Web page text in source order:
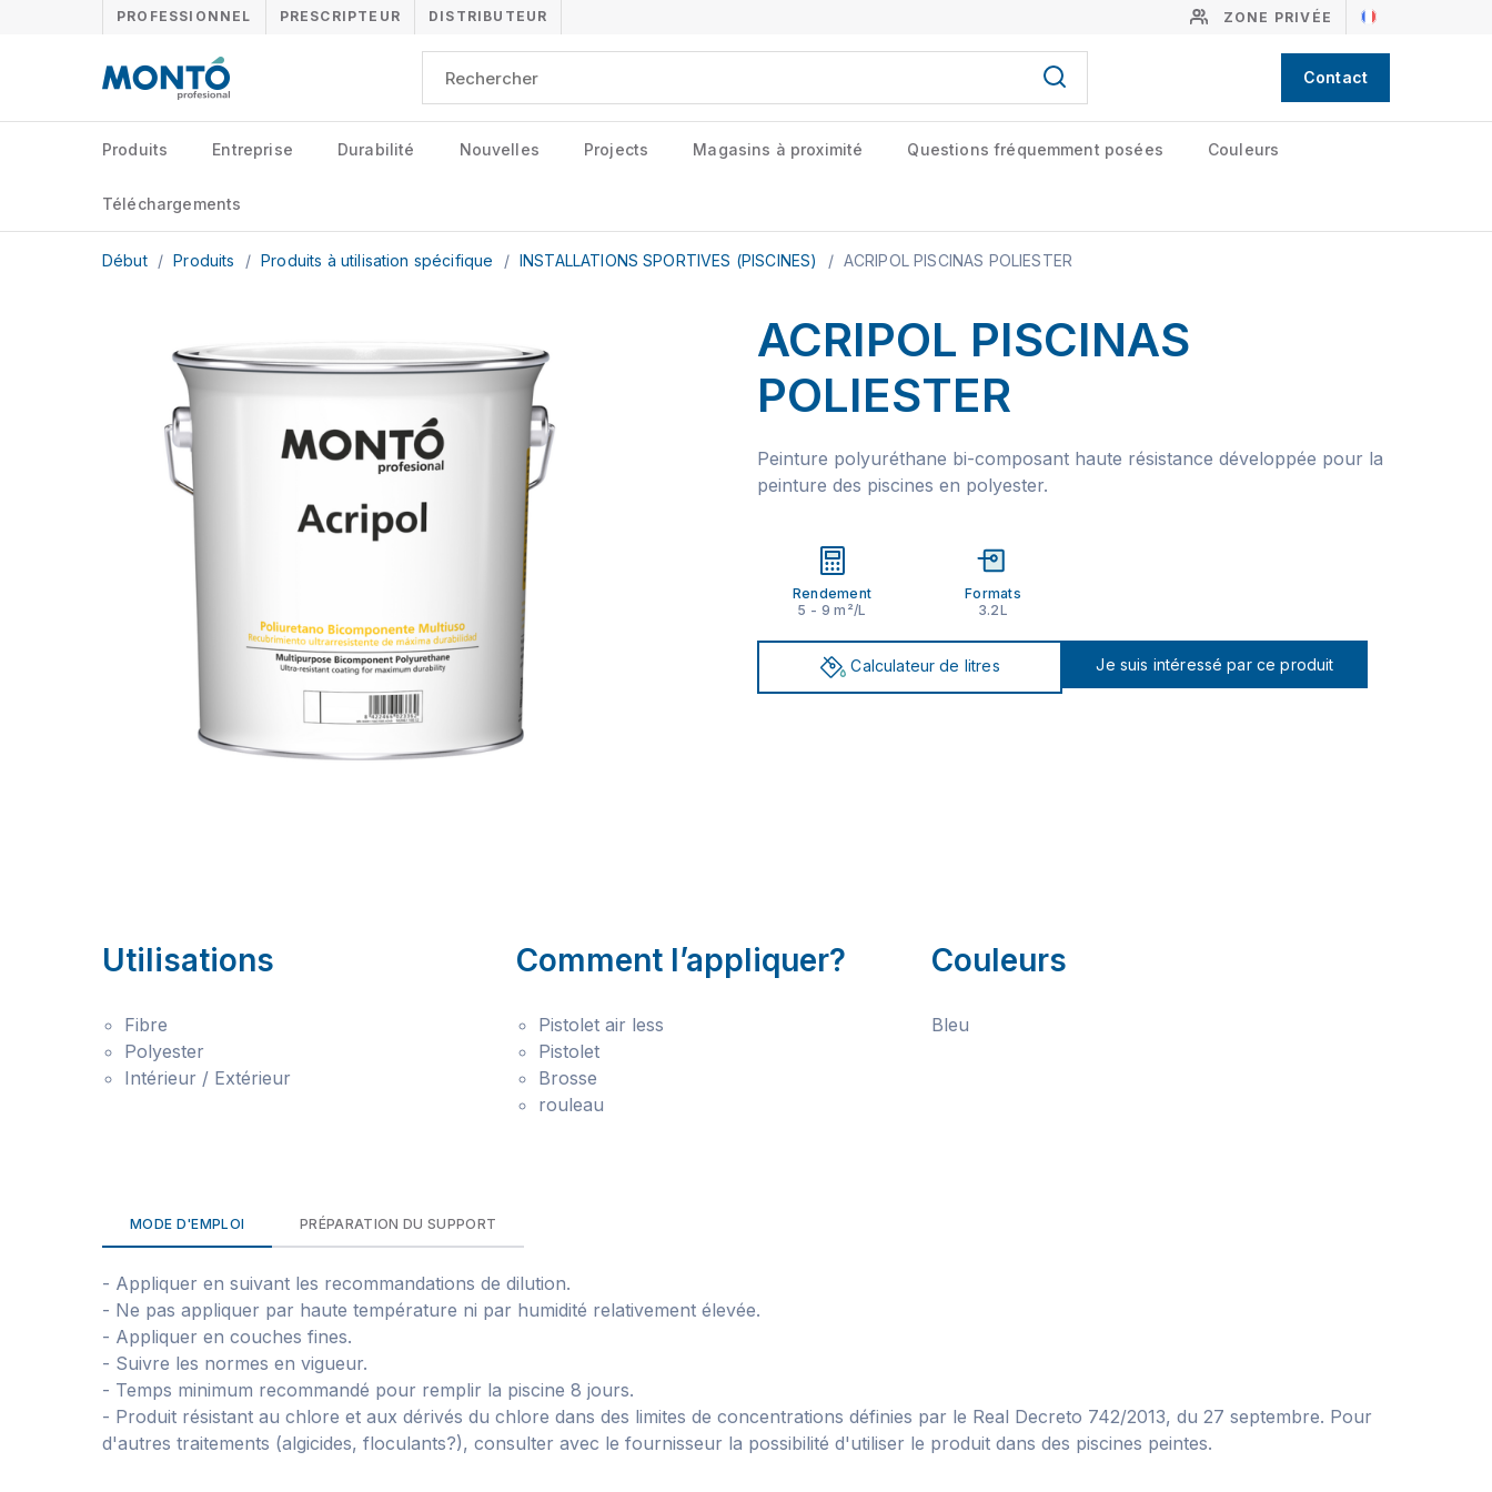
PROFESSIONNEL PRESCRIPTEUR DISTRIBUTEUR ZONE PRIVÉE
Contact
Produits Entreprise Durabilité Nouvelles Projects Magasins à proximité Questions fréquemment posées Couleurs
Téléchargements
Début / Produits / Produits à utilisation spécifique / INSTALLATIONS SPORTIVES (PISCINES) / ACRIPOL PISCINAS POLIESTER
ACRIPOL PISCINAS
POLIESTER
Peinture polyuréthane bi-composant haute résistance développée pour la
peinture des piscines en polyester.
Rendement
5 - 9 m²/L
Formats
3.2L
Calculateur de litres Je suis intéressé par ce produit
Utilisations
Fibre
Polyester
Intérieur / Extérieur
Comment l’appliquer?
Pistolet air less
Pistolet
Brosse
rouleau
Couleurs
Bleu
MODE D'EMPLOI PRÉPARATION DU SUPPORT
- Appliquer en suivant les recommandations de dilution.
- Ne pas appliquer par haute température ni par humidité relativement élevée.
- Appliquer en couches fines.
- Suivre les normes en vigueur.
- Temps minimum recommandé pour remplir la piscine 8 jours.
- Produit résistant au chlore et aux dérivés du chlore dans des limites de concentrations définies par le Real Decreto 742/2013, du 27 septembre. Pour
d'autres traitements (algicides, floculants?), consulter avec le fournisseur la possibilité d'utiliser le produit dans des piscines peintes.